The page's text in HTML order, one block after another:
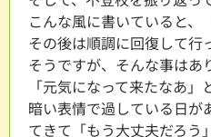
こんな風に書いていると、
その後は順調に回復して行
そうですが、そんな事はあ
「元気になって来たなあ
暗い表情で過している日が
てきて「もう大丈夫だろ